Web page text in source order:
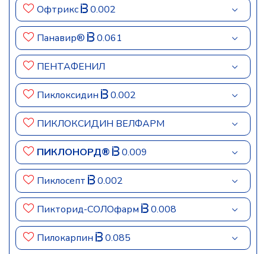
Офтрикс 0.002
Панавир® 0.061
ПЕНТАФЕНИЛ
Пиклоксидин 0.002
ПИКЛОКСИДИН ВЕЛФАРМ
ПИКЛОНОРД® 0.009
Пиклосепт 0.002
Пикторид-СОЛОфарм 0.008
Пилокарпин 0.085